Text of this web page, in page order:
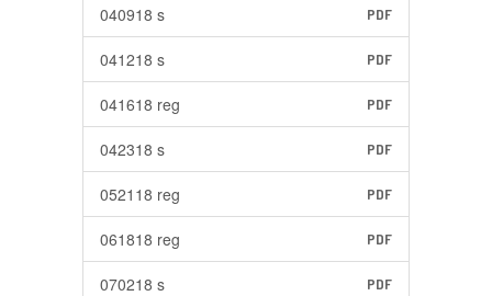
040918 s PDF
041218 s PDF
041618 reg PDF
042318 s PDF
052118 reg PDF
061818 reg PDF
070218 s PDF